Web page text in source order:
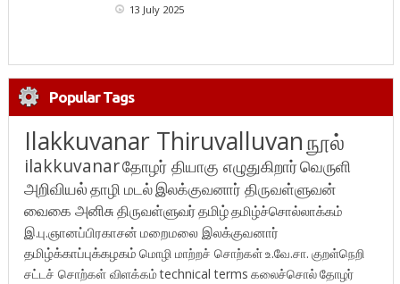
13 July 2025
Popular Tags
Ilakkuvanar Thiruvalluvanநூல்
ilakkuvanarதோழர் தியாகு எழுதுகிறார்வெருளி
அறிவியல்தாழி மடல்இலக்குவனார் திருவள்ளுவன்
வைகை அனிசுதிருவள்ளுவர்தமிழ்தமிழ்ச்சொல்லாக்கம்
இ.பு.ஞானப்பிரகாசன் மறைமலை இலக்குவனார்
தமிழ்க்காப்புக்கழகம் மொழி மாற்றச் சொற்கள்உ.வே.சா. குறள்நெறி
சட்டச் சொற்கள் விளக்கம்technical terms கலைச்சொல்தோழர்